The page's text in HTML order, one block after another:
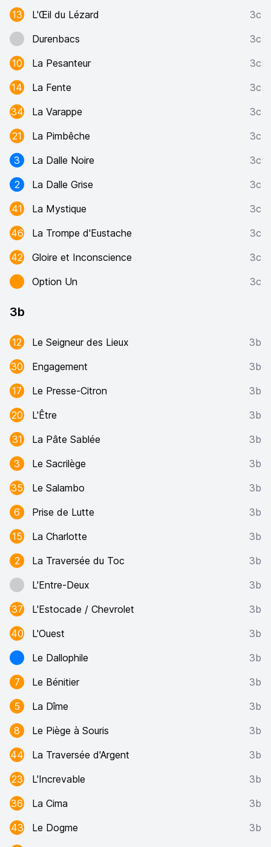
13 L'Œil du Lézard
3c
Durenbacs
3c
10
La Pesanteur
3c
14
La Fente
3c
34
La Varappe
3c
21
La Pimbêche
3c
3
La Dalle Noire
3c
2
La Dalle Grise
3c
41
La Mystique
3c
46
La Trompe d'Eustache
3c
42
Gloire et Inconscience
3c
Option Un
3c
3b
12 Le Seigneur des Lieux
3b
30
Engagement
3b
17
Le Presse-Citron
3b
20
L'Être
3b
31
La Pâte Sablée
3b
3
Le Sacrilège
3b
35
Le Salambo
3b
6
Prise de Lutte
3b
15
La Charlotte
3b
2
La Traversée du Toc
3b
L'Entre-Deux
3b
37
L'Estocade / Chevrolet
3b
40
L'Ouest
3b
Le Dallophile
3b
7
Le Bénitier
3b
5
La Dîme
3b
8
Le Piège à Souris
3b
44
La Traversée d'Argent
3b
23
L'Increvable
3b
36
La Cima
3b
43
Le Dogme
3b